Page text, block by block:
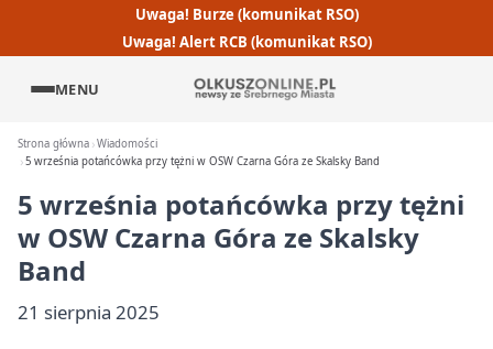
Uwaga! Burze (komunikat RSO)
Uwaga! Alert RCB (komunikat RSO)
MENU
Strona główna Wiadomości
5 września potańcówka przy tężni w OSW Czarna Góra ze Skalsky Band
5 września potańcówka przy tężni
w OSW Czarna Góra ze Skalsky
Band
21 sierpnia 2025